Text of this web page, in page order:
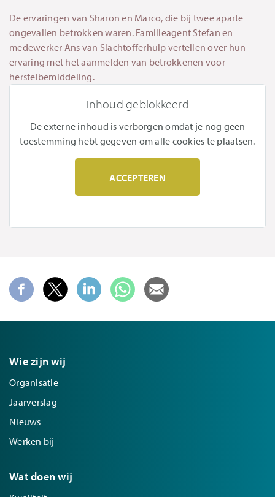
De ervaringen van Sharon en Marco, die bij twee aparte
ongevallen betrokken waren. Familieagent Stefan en
medewerker Ans van Slachtofferhulp vertellen over hun
ervaring met het aanmelden van betrokkenen voor
herstelbemiddeling.
Inhoud geblokkeerd
De externe inhoud is verborgen omdat je nog geen
toestemming hebt gegeven om alle cookies te plaatsen.
ACCEPTEREN
Wie zijn wij
Organisatie
Jaarverslag
Nieuws
Werken bij
Wat doen wij